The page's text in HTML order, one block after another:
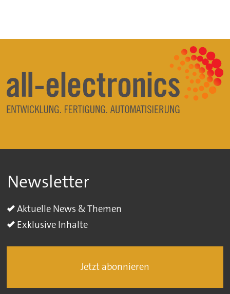
Newsletter
Aktuelle News & Themen
Exklusive Inhalte
Jetzt abonnieren